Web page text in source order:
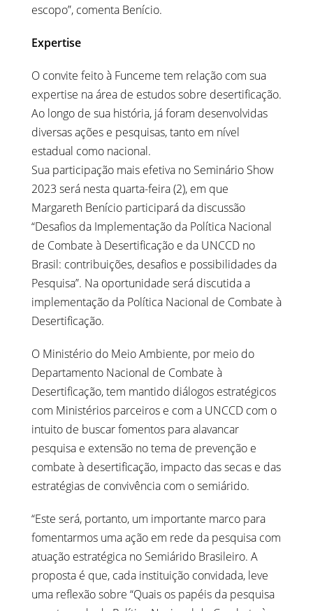
escopo”, comenta Benício.
Expertise
O convite feito à Funceme tem relação com sua
expertise na área de estudos sobre desertificação.
Ao longo de sua história, já foram desenvolvidas
diversas ações e pesquisas, tanto em nível
estadual como nacional.
Sua participação mais efetiva no Seminário Show
2023 será nesta quarta-feira (2), em que
Margareth Benício participará da discussão
“Desafios da Implementação da Política Nacional
de Combate à Desertificação e da UNCCD no
Brasil: contribuições, desafios e possibilidades da
Pesquisa”. Na oportunidade será discutida a
implementação da Política Nacional de Combate à
Desertificação.
O Ministério do Meio Ambiente, por meio do
Departamento Nacional de Combate à
Desertificação, tem mantido diálogos estratégicos
com Ministérios parceiros e com a UNCCD com o
intuito de buscar fomentos para alavancar
pesquisa e extensão no tema de prevenção e
combate à desertificação, impacto das secas e das
estratégias de convivência com o semiárido.
“Este será, portanto, um importante marco para
fomentarmos uma ação em rede da pesquisa com
atuação estratégica no Semiárido Brasileiro. A
proposta é que, cada instituição convidada, leve
uma reflexão sobre “Quais os papéis da pesquisa